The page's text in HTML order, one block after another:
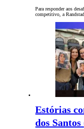
Para responder aos
competitivo, a
Estórias
dos